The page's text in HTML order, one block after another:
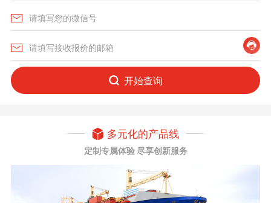
开始查询
多元化的产品线
定制专属体验 尽享创新服务